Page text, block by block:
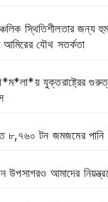
স্থিতিশীলতার জন্য
আমিরের যৌথ সতর্কতা
যুক্তরাষ্ট্রের
৮,৭৬০ টন জমজমের পানি
উপসাগরও আমাদের